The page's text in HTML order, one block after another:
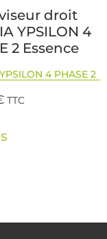
droit
YPSILON 4
2 Essence
4 PHASE 2
TTC